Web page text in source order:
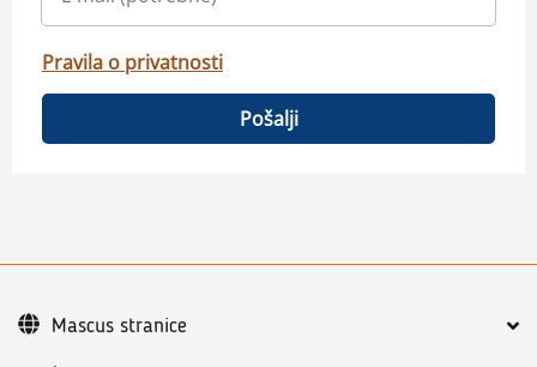
Pravila o privatnosti
Pošalji
Mascus stranice